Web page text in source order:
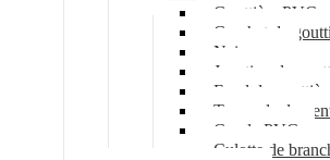
Gouttière PVC
Crochet de
Naissance
Jonction de
Fond de gouttière
Tuyau de
Coude PVC
Culotte de